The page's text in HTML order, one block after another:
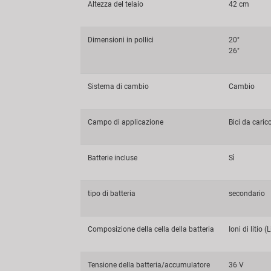
Altezza del telaio 42 cm
Dimensioni in pollici
20"
26"
Sistema di cambio Cambio
Campo di applicazione Bici da
Batterie incluse Sì
tipo di batteria secondario
Composizione della cella della batteria Ioni di litio
Tensione della batteria/accumulatore 36 V